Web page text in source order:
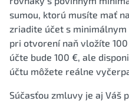
sumou, ktorú musíte mať
zriadite účet s
pri otvorení naň vložíte
účte bude 100 €, ale
účtu môžete reálne
Súčasťou zmluvy je aj Váš